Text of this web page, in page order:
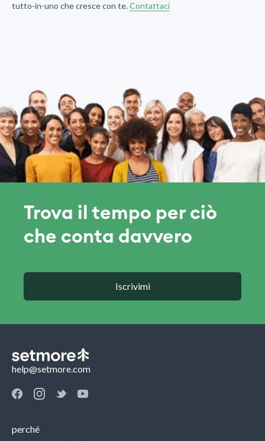
tutto-in-uno che cresce con te.Contattaci
Trova il tempo per ciò
che conta davvero
Iscrivimi
help@setmore.com
perché